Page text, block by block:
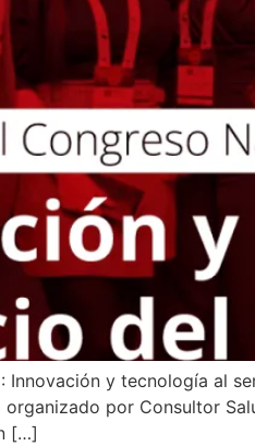
Innovación y tecnología al
por Consultor
[…]